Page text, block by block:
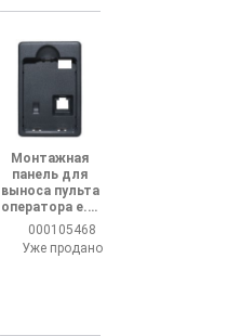
Монтажная
панель для
выноса пульта
оператора e.f-
drive.pump.pan
el.small
000105468
Уже продано